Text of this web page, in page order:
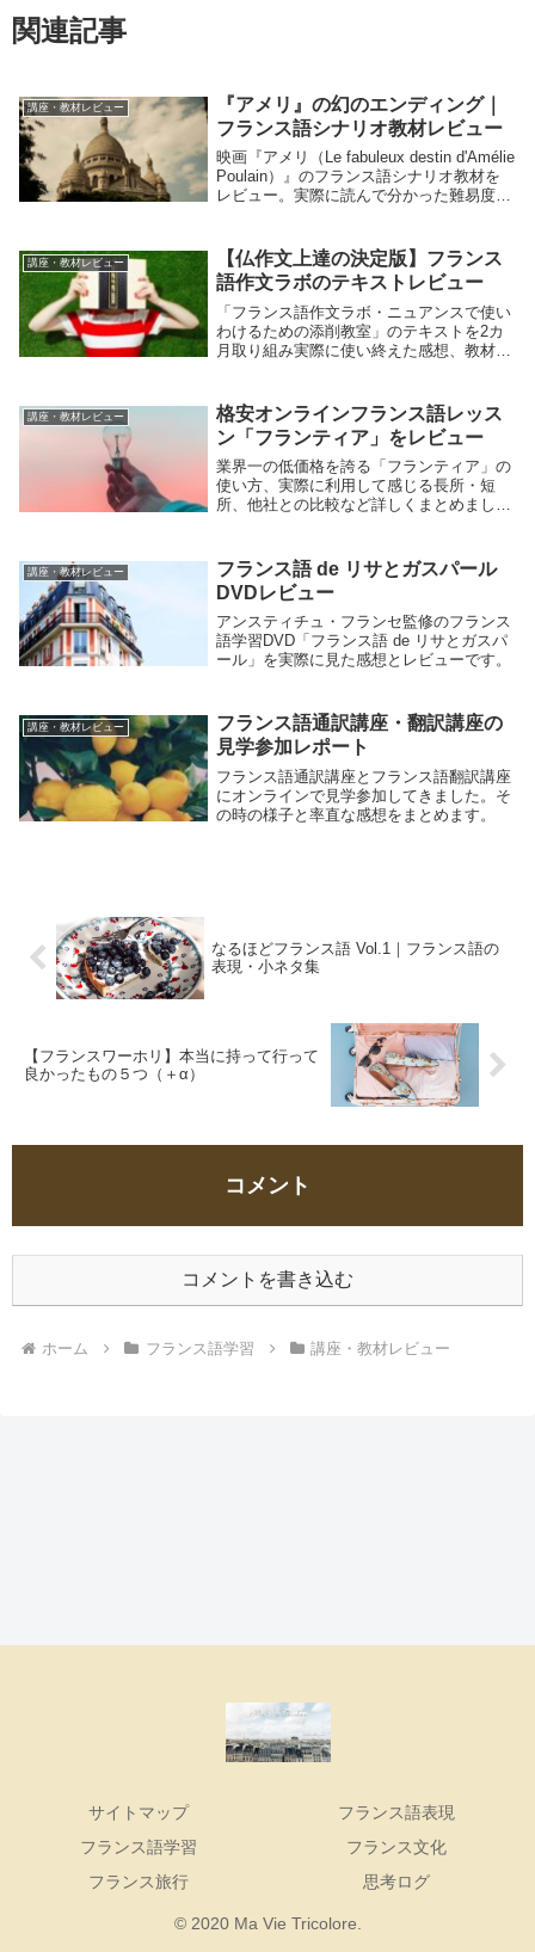
関連記事
講座・教材レビュー
『アメリ』の幻のエンディング｜
フランス語シナリオ教材レビュー
映画『アメリ（Le fabuleux destin d'Amélie
Poulain）』のフランス語シナリオ教材を
レビュー。実際に読んで分かった難易度、
ル・ジュネ監督のインタビューも解説。
講座・教材レビュー
【仏作文上達の決定版】フランス
語作文ラボのテキストレビュー
「フランス語作文ラボ・ニュアンスで使い
わけるための添削教室」のテキストを2カ
月取り組み実際に使い終えた感想、教材の
講座・教材レビュー
格安オンラインフランス語レッス
ン「フランティア」をレビュー
業界一の低価格を誇る「フランティア」の
使い方、実際に利用して感じる長所・短
所、他社との比較など詳しくまとめまし
講座・教材レビュー
フランス語 de リサとガスパール
DVDレビュー
アンスティチュ・フランセ監修のフランス
語学習DVD「フランス語 de リサとガスパ
ール」を実際に見た感想とレビューです。
講座・教材レビュー
フランス語通訳講座・翻訳講座の
見学参加レポート
フランス語通訳講座とフランス語翻訳講座
にオンラインで見学参加してきました。そ
の時の様子と率直な感想をまとめます。
なるほどフランス語 Vol.1｜フランス語の
表現・小ネタ集
【フランスワーホリ】本当に持って行って
良かったもの５つ（＋α）
コメント
コメントを書き込む
ホーム フランス語学習 講座・教材レビュー
サイトマップ
フランス語表現
フランス語学習
フランス文化
フランス旅行
思考ログ
© 2020 Ma Vie Tricolore.